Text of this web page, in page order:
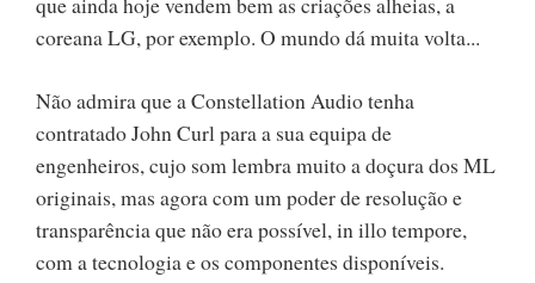
coreana LG, por exemplo. O mundo dá muita volta...
Não admira que a Constellation Audio tenha
contratado John Curl para a sua equipa de
engenheiros, cujo som lembra muito a doçura dos ML
originais, mas agora com um poder de resolução e
transparência que não era possível, in illo tempore,
com a tecnologia e os componentes disponíveis.